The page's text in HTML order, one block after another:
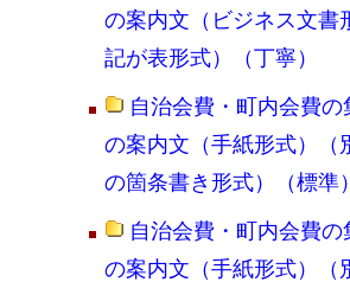
の案内文（ビジネス文書
記が表形式）（丁寧）
自治会費・町内会費の
の案内文（手紙形式）（
の箇条書き形式）（標準）
自治会費・町内会費の
の案内文（手紙形式）（